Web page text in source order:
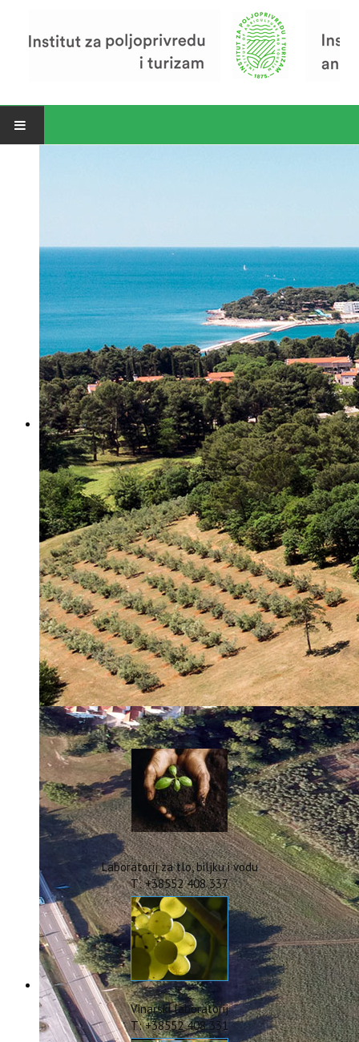
Zavod za poljoprivredu i prehranu
Zavod za ekonomiku i razvoj poljoprivrede
Zavod za turizam
Pokusno poljoprivredno imanje
Zaposlenici
Euraxess
Misija i vizija
Upravno Vijeće
Rad Upravnog vijeća
Znanstveno Vijeće
Rad Znanstvenog vijeća
Etičko povjerenstvo
Etički kodeks
Financiranje
Proračun
Potpore
PROGRAMSKO FINANCIRANJE
Izvještavanje po uredbi
Projekti Instituta
Dialogue4Tourism
REVIVE
WASTEREDUCE
MITOMED+
WINTERMED
CASTWATER
INHERIT
CONSUMLESS PLUS
IstraOILFest
ARHIVA PROJEKATA
IstraECOinclusive
Izdavačka djelatnost
Izbor u znanstvena zvanja
Dokumenti
Statut
Strategija
CIP
Pravo na pristup informacijama
Zaštita osobnih podataka
Godišnji izvještaj
Javna nabava
Natječaji za radna mjesta
Zakonodavni okvir
Akti Instituta
Linkovi
Kontakt
Laboratorij za tlo, biljku i vodu
T: +38552 408 337
Vinarski laboratorij
T: +38552 408 331